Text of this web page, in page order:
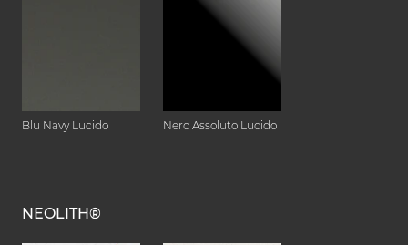
Blu Navy Lucido Nero Assoluto Lucido
NEOLITH®